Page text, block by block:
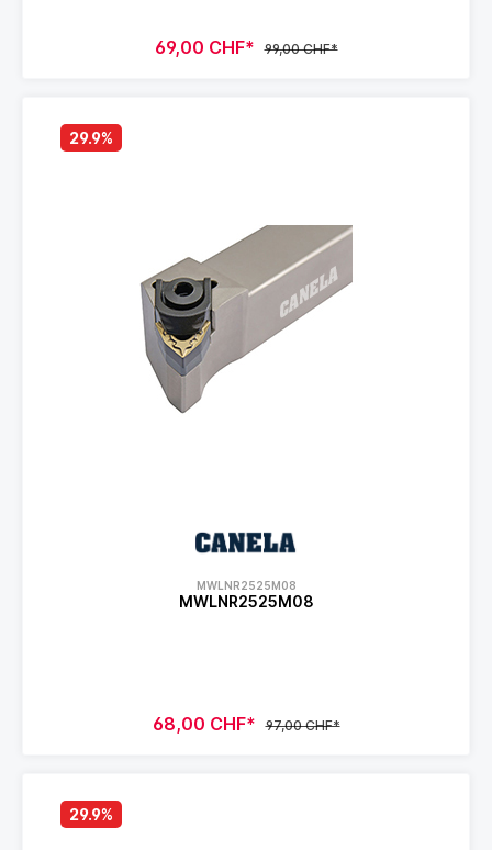
69,00 CHF* 99,00 CHF*
29.9%
MWLNR2525M08
MWLNR2525M08
68,00 CHF* 97,00 CHF*
29.9%